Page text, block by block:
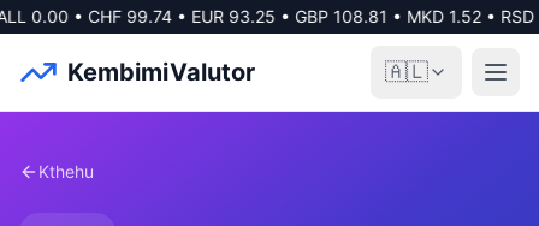
0.00• CHF 99.74• EUR 93.25• GBP 108.81• MKD 1.52• RSD
KembimiValutor 🇦🇱
Kthehu